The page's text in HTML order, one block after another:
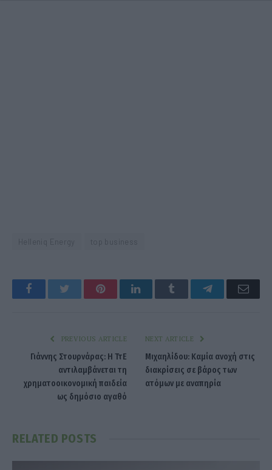
Facebook Twitter PinterestLinkedIn Tumblr Telegram
PREVIOUS ARTICLE
Γιάννης Στουρνάρας: Η ΤτΕ
αντιλαμβάνεται τη
χρηματοοικονομική παιδεία
ως δημόσιο αγαθό
NEXT ARTICLE
Μιχαηλίδου: Καμία ανοχή στις
διακρίσεις σε βάρος των
ατόμων με αναπηρία
RELATED POSTS